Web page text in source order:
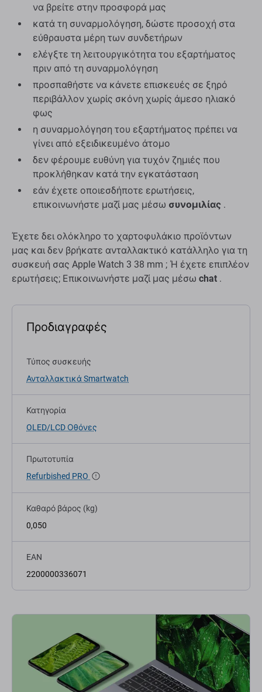
να βρείτε στην προσφορά μας
κατά τη συναρμολόγηση, δώστε προσοχή στα
εύθραυστα μέρη των συνδετήρων
ελέγξτε τη λειτουργικότητα του εξαρτήματος
πριν από τη συναρμολόγηση
προσπαθήστε να κάνετε επισκευές σε ξηρό
περιβάλλον χωρίς σκόνη χωρίς άμεσο ηλιακό
φως
η συναρμολόγηση του εξαρτήματος πρέπει να
γίνει από εξειδικευμένο άτομο
δεν φέρουμε ευθύνη για τυχόν ζημιές που
προκλήθηκαν κατά την εγκατάσταση
εάν έχετε οποιεσδήποτε ερωτήσεις,
επικοινωνήστε μαζί μας μέσω συνομιλίας .
Έχετε δει ολόκληρο το χαρτοφυλάκιο προϊόντων
μας και δεν βρήκατε ανταλλακτικό κατάλληλο για τη
συσκευή σας Apple Watch 3 38 mm ; Ή έχετε επιπλέον
ερωτήσεις; Επικοινωνήστε μαζί μας μέσω chat .
Προδιαγραφές
Τύπος συσκευής
Ανταλλακτικά Smartwatch
Κατηγορία
OLED/LCD Οθόνες
Πρωτοτυπία
Refurbished PRO
Καθαρό βάρος (kg)
0,050
EAN
2200000336071